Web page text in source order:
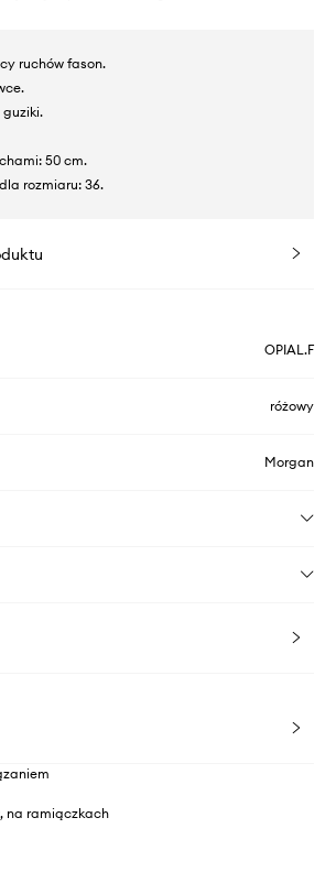
ruchów fason.
guziki.
50 cm.
rozmiaru: 36.
OPIAL.F
różowy
Morgan
na ramiączkach